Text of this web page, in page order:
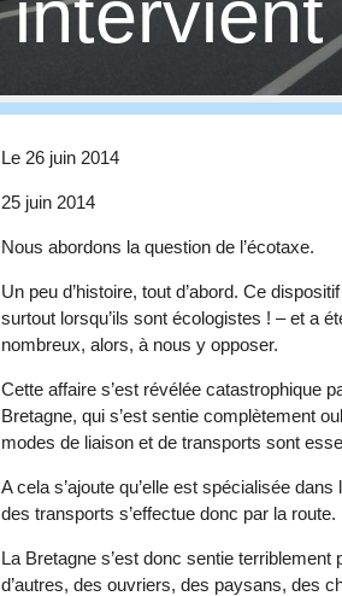
Le 26 juin 2014
25 juin 2014
Nous abordons la question de l’écotaxe.
Un peu d’histoire, tout d’abord. Ce
surtout lorsqu’ils sont écologistes ! – et a
nombreux, alors, à nous y opposer.
Cette affaire s’est révélée catastrophique
Bretagne, qui s’est sentie complètement
modes de liaison et de transports sont
A cela s’ajoute qu’elle est spécialisée
des transports s’effectue donc par la route.
La Bretagne s’est donc sentie
d’autres, des ouvriers, des paysans, des